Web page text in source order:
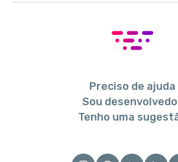
Preciso de ajuda
Sou
Tenho uma